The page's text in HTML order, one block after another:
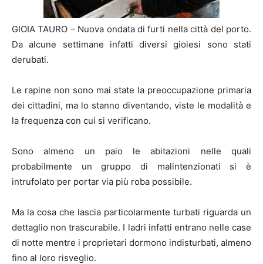
GIOIA TAURO – Nuova ondata di furti nella città del porto.
Da alcune settimane infatti diversi gioiesi sono stati
derubati.
Le rapine non sono mai state la preoccupazione primaria
dei cittadini, ma lo stanno diventando, viste le modalità e
la frequenza con cui si verificano.
Sono almeno un paio le abitazioni nelle quali
probabilmente un gruppo di malintenzionati si è
intrufolato per portar via più roba possibile.
Ma la cosa che lascia particolarmente turbati riguarda un
dettaglio non trascurabile. I ladri infatti entrano nelle case
di notte mentre i proprietari dormono indisturbati, almeno
fino al loro risveglio.